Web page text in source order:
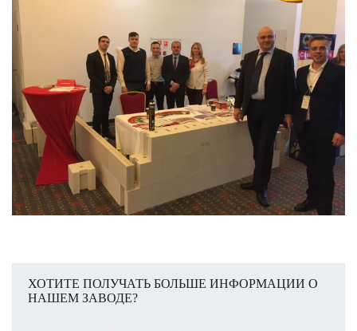
ХОТИТЕ ПОЛУЧАТЬ БОЛЬШЕ ИНФОРМАЦИИ О
НАШЕМ ЗАВОДЕ?